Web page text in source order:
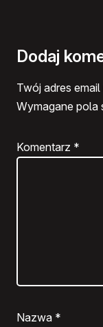
Dodaj
Twój adres
Wymagane pola
Komentarz *
Nazwa *